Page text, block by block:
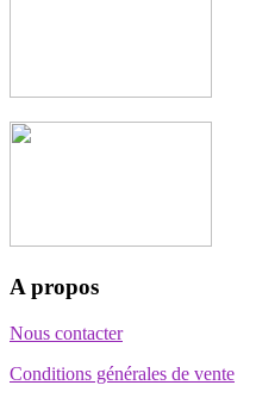
A propos
Nous contacter
Conditions générales de vente